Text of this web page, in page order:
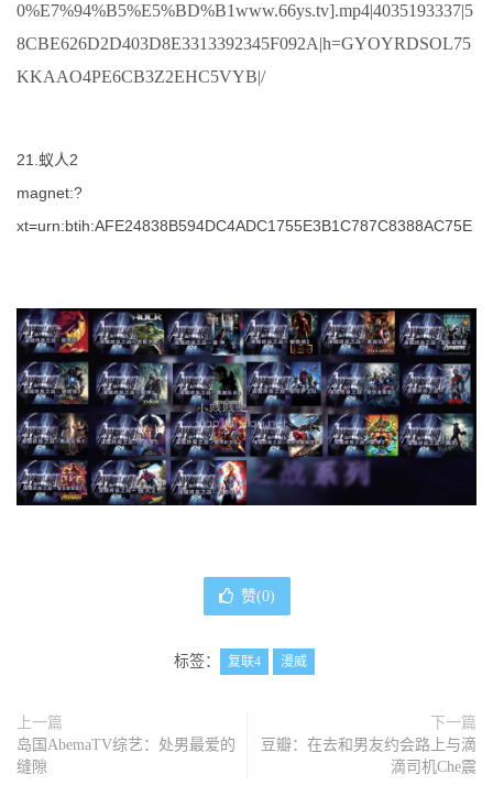
0%E7%94%B5%E5%BD%B1www.66ys.tv].mp4|4035193337|5
8CBE626D2D403D8E3313392345F092A|h=GYOYRDSOL75
KKAAO4PE6CB3Z2EHC5VYB|/
21.蚁人2
magnet:?
xt=urn:btih:AFE24838B594DC4ADC1755E3B1C787C8388AC75E
赞(0)
标签： 复联4 漫威
上一篇
岛国AbemaTV综艺：处男最爱的
缝隙
下一篇
豆瓣：在去和男友约会路上与滴
滴司机Che震